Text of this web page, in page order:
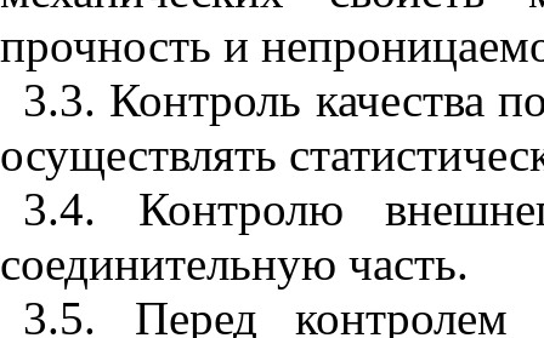
прочность и
3.3. Контроль качества
осуществлять
3.4. Контролю
соединительную часть.
3.5. Перед контролем